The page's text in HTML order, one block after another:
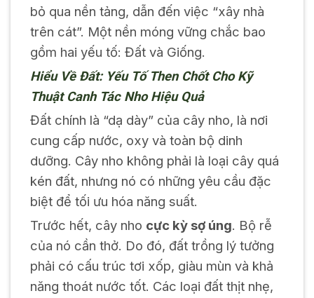
bỏ qua nền tảng, dẫn đến việc “xây nhà
trên cát”. Một nền móng vững chắc bao
gồm hai yếu tố: Đất và Giống.
Hiểu Về Đất: Yếu Tố Then Chốt Cho Kỹ
Thuật Canh Tác Nho Hiệu Quả
Đất chính là “dạ dày” của cây nho, là nơi
cung cấp nước, oxy và toàn bộ dinh
dưỡng. Cây nho không phải là loại cây quá
kén đất, nhưng nó có những yêu cầu đặc
biệt để tối ưu hóa năng suất.
Trước hết, cây nho cực kỳ sợ úng. Bộ rễ
của nó cần thở. Do đó, đất trồng lý tưởng
phải có cấu trúc tơi xốp, giàu mùn và khả
năng thoát nước tốt. Các loại đất thịt nhẹ,